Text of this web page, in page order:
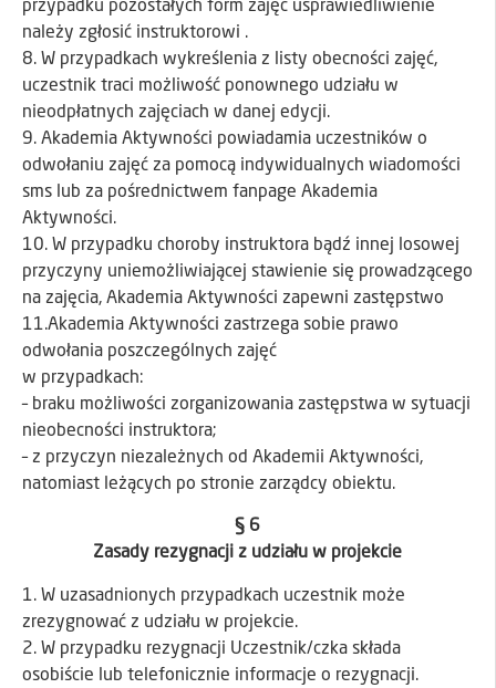
przypadku pozostałych form zajęć usprawiedliwienie
należy zgłosić instruktorowi .
8. W przypadkach wykreślenia z listy obecności zajęć,
uczestnik traci możliwość ponownego udziału w
nieodpłatnych zajęciach w danej edycji.
9. Akademia Aktywności powiadamia uczestników o
odwołaniu zajęć za pomocą indywidualnych wiadomości
sms lub za pośrednictwem fanpage Akademia
Aktywności.
10. W przypadku choroby instruktora bądź innej losowej
przyczyny uniemożliwiającej stawienie się prowadzącego
na zajęcia, Akademia Aktywności zapewni zastępstwo
11.Akademia Aktywności zastrzega sobie prawo
odwołania poszczególnych zajęć
w przypadkach:
– braku możliwości zorganizowania zastępstwa w sytuacji
nieobecności instruktora;
– z przyczyn niezależnych od Akademii Aktywności,
natomiast leżących po stronie zarządcy obiektu.
§ 6
Zasady rezygnacji z udziału w projekcie
1. W uzasadnionych przypadkach uczestnik może
zrezygnować z udziału w projekcie.
2. W przypadku rezygnacji Uczestnik/czka składa
osobiście lub telefonicznie informacje o rezygnacji.